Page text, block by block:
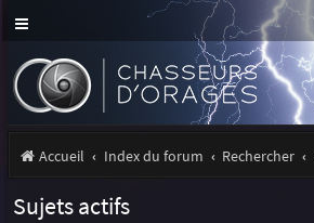
Accueil Index du forum Rechercher
Sujets actifs